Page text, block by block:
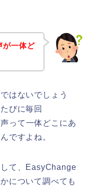
が一体ど
はないでしょう
びに毎回
って一体どこにあ
ですよね。
て、EasyChange
について調べても